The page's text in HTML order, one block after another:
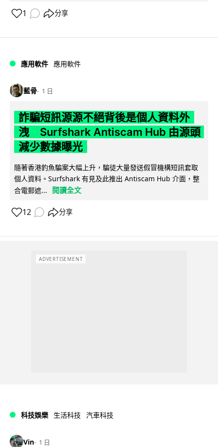
1 分享
應用軟件 應用軟件
藍骨 1 日
詐騙短訊源源不絕背後是個人資料外
洩 Surfshark Antiscam Hub 由源頭
減少數據曝光
隨著香港釣魚騙案大幅上升，騙徒大量發送假冒機構短訊套取
個人資料。Surfshark 有見及此推出 Antiscam Hub 介面，整
合電郵遮...
閱讀全文
12 分享
ADVERTISEMENT
科技娛樂 生活科技 汽車科技
Vin 1 日